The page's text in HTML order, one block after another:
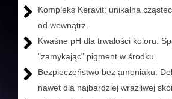
Kompleks Keravit: unikalna
od wewnątrz.
Kwaśne pH dla trwałości koloru:
"zamykając" pigment w środku.
Bezpieczeństwo bez amoniaku:
nawet dla najbardziej wrażliwej